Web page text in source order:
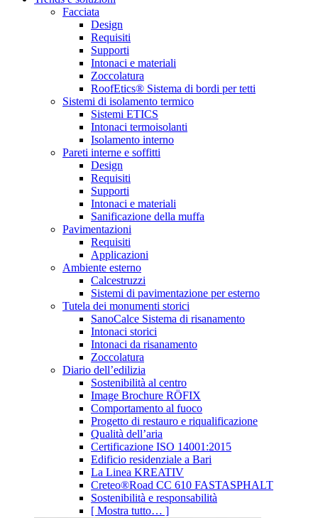
Facciata
Design
Requisiti
Supporti
Intonaci e materiali
Zoccolatura
RoofEtics® Sistema di bordi per tetti
Sistemi di isolamento termico
Sistemi ETICS
Intonaci termoisolanti
Isolamento interno
Pareti interne e soffitti
Design
Requisiti
Supporti
Intonaci e materiali
Sanificazione della muffa
Pavimentazioni
Requisiti
Applicazioni
Ambiente esterno
Calcestruzzi
Sistemi di pavimentazione per esterno
Tutela dei monumenti storici
SanoCalce Sistema di risanamento
Intonaci storici
Intonaci da risanamento
Zoccolatura
Diario dell’edilizia
Sostenibilità al centro
Image Brochure RÖFIX
Comportamento al fuoco
Progetto di restauro e riqualificazione
Qualità dell’aria
Certificazione ISO 14001:2015
Edificio residenziale a Bari
La Linea KREATIV
Creteo®Road CC 610 FASTASPHALT
Sostenibilità e responsabilità
[ Mostra tutto… ]